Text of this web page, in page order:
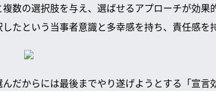
複数の選択肢を与え、選ばせるアプローチが効
たという当事者意識と多幸感を持ち、責任感を
んだからには最後までやり遂げようとする「宣